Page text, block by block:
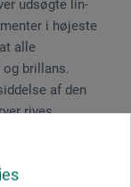
udsøgte lin-
i højeste
alle
brillans.
af den
rives
oliefarve. En